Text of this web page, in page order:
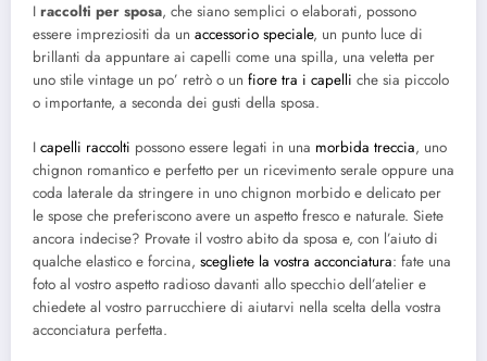
I raccolti per sposa, che siano semplici o elaborati, possono
essere impreziositi da un accessorio speciale, un punto luce di
brillanti da appuntare ai capelli come una spilla, una veletta per
uno stile vintage un po’ retrò o un fiore tra i capelli che sia piccolo
o importante, a seconda dei gusti della sposa.
I capelli raccolti possono essere legati in una morbida treccia, uno
chignon romantico e perfetto per un ricevimento serale oppure una
coda laterale da stringere in uno chignon morbido e delicato per
le spose che preferiscono avere un aspetto fresco e naturale. Siete
ancora indecise? Provate il vostro abito da sposa e, con l’aiuto di
qualche elastico e forcina, scegliete la vostra acconciatura: fate una
foto al vostro aspetto radioso davanti allo specchio dell’atelier e
chiedete al vostro parrucchiere di aiutarvi nella scelta della vostra
acconciatura perfetta.